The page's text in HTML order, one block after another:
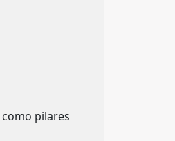
como pilares